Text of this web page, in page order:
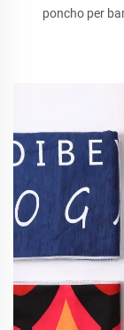
poncho per